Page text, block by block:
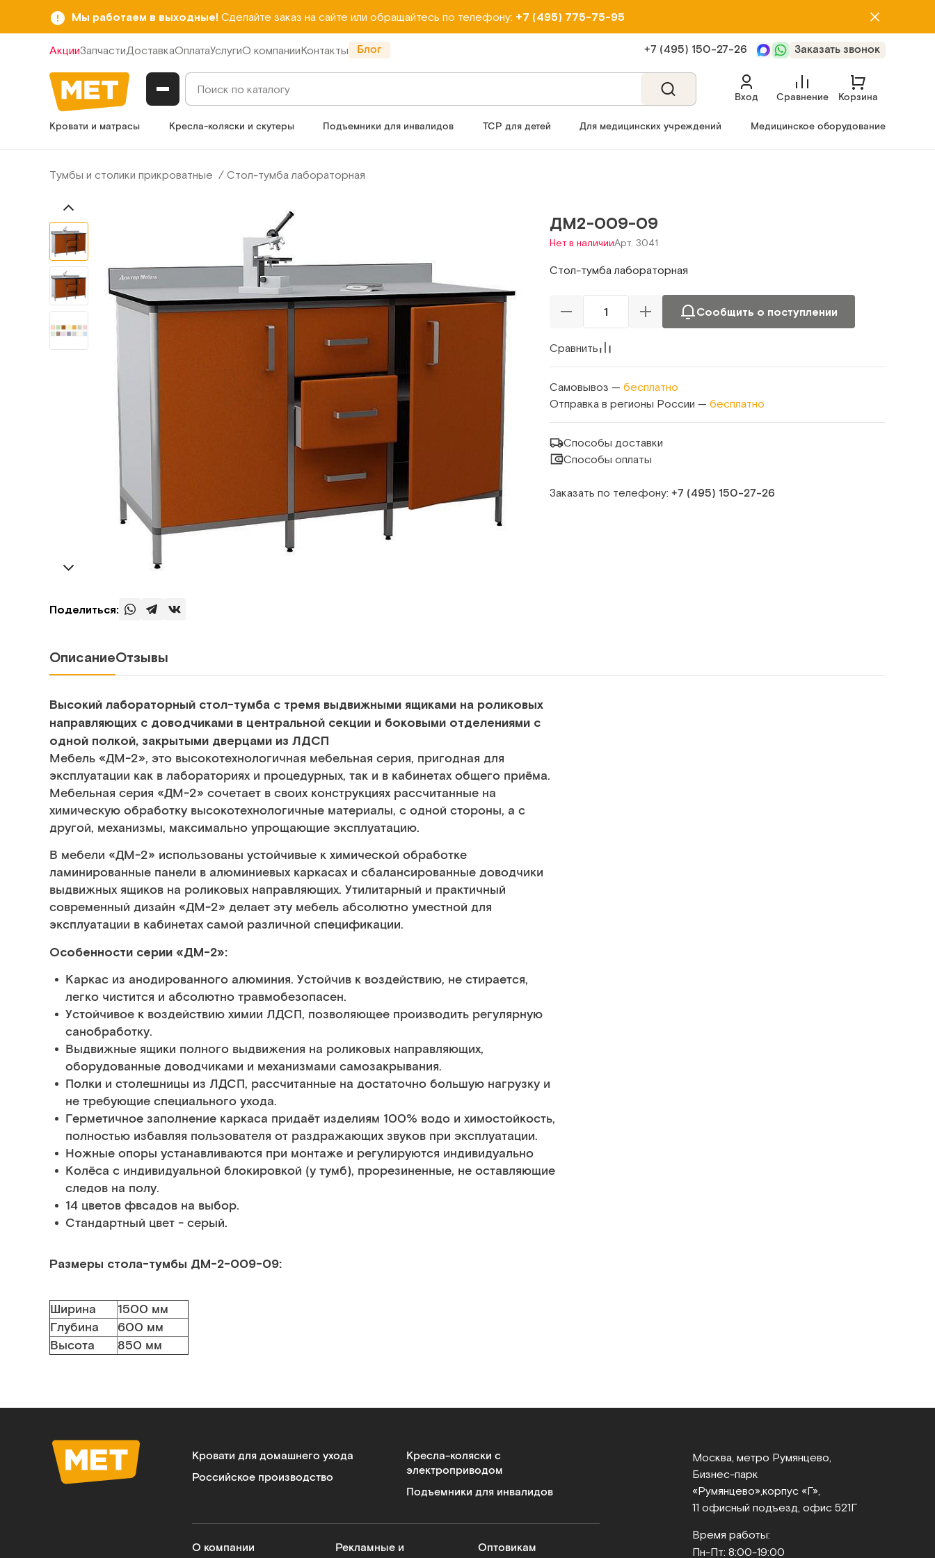
Мы работаем в выходные! Сделайте заказ на сайте или обращайтесь по телефону: +7 (495) 775-75-95
АкцииЗапчастиДоставкаОплатаУслугиО компанииКонтакты Блог +7 (495) 150‑27‑26 Заказать звонок
Вход Сравнение Корзина
Кровати и матрасы Кресла-коляски и скутеры Подъемники для инвалидов ТСР для детей Для медицинских учреждений Медицинское оборудование
Тумбы и столики прикроватные Стол-тумба лабораторная
Поделиться:
ДМ2-009-09
Нет в наличииАрт. 3041
Стол-тумба лабораторная
Сообщить о поступлении
Сравнить
Самовывоз — бесплатно
Отправка в регионы России — бесплатно
Способы доставки
Способы оплаты
Заказать по телефону: +7 (495) 150‑27‑26
ОписаниеОтзывы
Высокий лабораторный стол-тумба с тремя выдвижными ящиками на роликовых
направляющих с доводчиками в центральной секции и боковыми отделениями с
одной полкой, закрытыми дверцами из ЛДСП
Мебель «ДМ-2», это высокотехнологичная мебельная серия, пригодная для
эксплуатации как в лабораториях и процедурных, так и в кабинетах общего приёма.
Мебельная серия «ДМ-2» сочетает в своих конструкциях рассчитанные на
химическую обработку высокотехнологичные материалы, с одной стороны, а с
другой, механизмы, максимально упрощающие эксплуатацию.
В мебели «ДМ-2» использованы устойчивые к химической обработке
ламинированные панели в алюминиевых каркасах и сбалансированные доводчики
выдвижных ящиков на роликовых направляющих. Утилитарный и практичный
современный дизайн «ДМ-2» делает эту мебель абсолютно уместной для
эксплуатации в кабинетах самой различной спецификации.
Особенности серии «ДМ-2»:
Каркас из анодированного алюминия. Устойчив к воздействию, не стирается,
легко чистится и абсолютно травмобезопасен.
Устойчивое к воздействию химии ЛДСП, позволяющее производить регулярную
санобработку.
Выдвижные ящики полного выдвижения на роликовых направляющих,
оборудованные доводчиками и механизмами самозакрывания.
Полки и столешницы из ЛДСП, рассчитанные на достаточно большую нагрузку и
не требующие специального ухода.
Герметичное заполнение каркаса придаёт изделиям 100% водо и химостойкость,
полностью избавляя пользователя от раздражающих звуков при эксплуатации.
Ножные опоры устанавливаются при монтаже и регулируются индивидуально
Колёса с индивидуальной блокировкой (у тумб), прорезиненные, не оставляющие
следов на полу.
14 цветов фвсадов на выбор.
Стандартный цвет - серый.
Размеры стола-тумбы ДМ-2-009-09:
Ширина
1500 мм
Глубина
600 мм
Высота
850 мм
Кровати для домашнего ухода
Российское производство
Кресла-коляски с
электроприводом
Подъемники для инвалидов
О компании
Рекламные и
Оптовикам
Москва, метро Румянцево,
Бизнес‑парк
«Румянцево», корпус «Г»,
11 офисный подъезд, офис 521Г
Время работы:
Пн-Пт: 8:00-19:00